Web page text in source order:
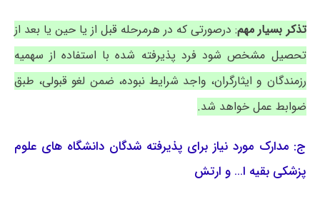
تذکر بسیار مهم: درصورتی که در هرمرحله قبل از یا حین یا بعد از
تحصیل مشخص شود فرد پذیرفته شده با استفاده از سهمیه
رزمندگان و ایثارگران، واجد شرایط نبوده، ضمن لغو قبولی، طبق
ضوابط عمل خواهد شد.
ج: مدارک مورد نیاز برای پذیرفته شدگان دانشگاه های علوم
پزشکی بقیه ا… و ارتش